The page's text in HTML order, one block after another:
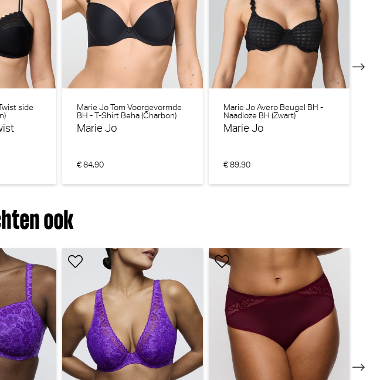
side
Marie Jo Tom Voorgevormde
BH - T-Shirt Beha (Charbon)
Marie Jo
€ 84,90
Marie Jo Avero Beugel BH -
Naadloze BH (Zwart)
Marie Jo
€ 89,90
ook